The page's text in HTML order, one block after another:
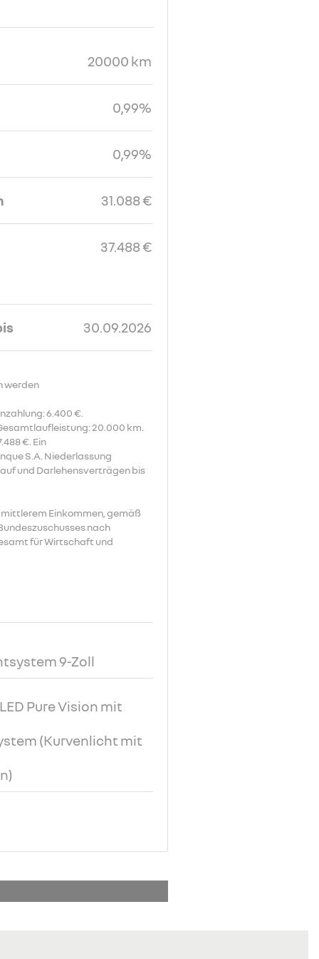
20000 km
0,99%
0,99%
31.088 €
37.488 €
30.09.2026
werden
6.400 €.
20.000 km.
€. Ein
S.A. Niederlassung
und Darlehensverträgen bis
Einkommen, gemäß
nach
für Wirtschaft und
9-Zoll
Pure Vision mit
(Kurvenlicht mit